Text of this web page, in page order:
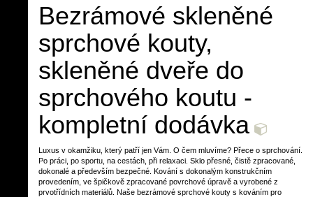
DĚLÍCÍ SPRCOVÁ ZÁSTĚNA
ZÁSTĚNA WALK - INSPRCHOVÝ
Bezrámové skleněné
sprchové kouty,
skleněné dveře do
sprchového koutu -
kompletní dodávka
Luxus v okamžiku, který patří jen Vám. O čem mluvíme? Přece o sprchování.
Po práci, po sportu, na cestách, při relaxaci. Sklo přesné, čistě zpracované,
dokonalé a především bezpečné. Kování s dokonalým konstrukčním
provedením, ve špičkově zpracované povrchové úpravě a vyrobené z
prvotřídních materiálů. Naše bezrámové sprchové kouty s kováním pro